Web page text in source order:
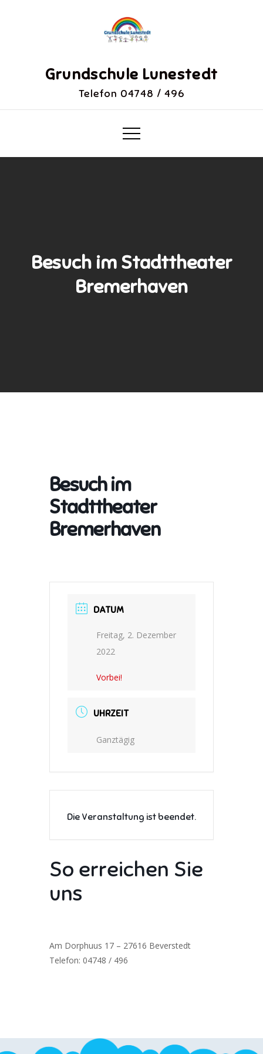
Grundschule Lunestedt
Telefon 04748 / 496
Besuch im Stadttheater
Bremerhaven
Besuch im
Stadttheater
Bremerhaven
DATUM
Freitag, 2. Dezember
2022
Vorbei!
UHRZEIT
Ganztägig
Die Veranstaltung ist beendet.
So erreichen Sie
uns
Am Dorphuus 17 – 27616 Beverstedt
Telefon: 04748 / 496